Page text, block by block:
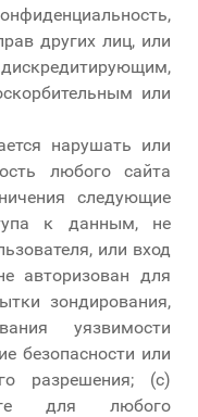
других лиц, или
или
нарушать или
любого сайта
следующие
к данным, не
или вход
авторизован для
зондирования,
уязвимости
безопасности или
разрешения; (с)
для любого